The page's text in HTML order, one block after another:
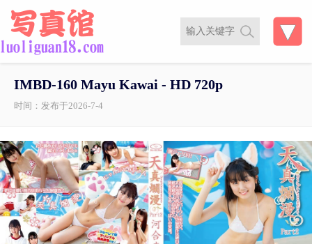
IMBD-160 Mayu Kawai - HD 720p
时间：发布于2026-7-4